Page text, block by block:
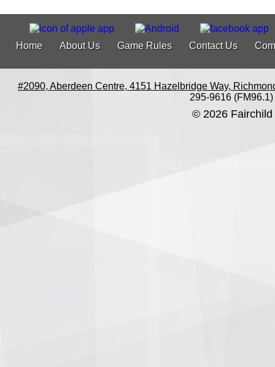
Home About Us Game Rules Contact Us
#2090, Aberdeen Centre, 4151 Hazelbridge Way,
295-9616 (FM96.1)
© 2026 Fairchild